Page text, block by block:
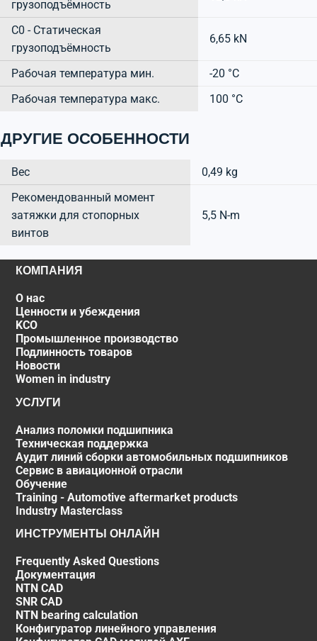
грузоподъёмность
C0 - Статическая
грузоподъёмность
6,65 kN
Рабочая температура мин.
-20 °C
Рабочая температура макс.
100 °C
ДРУГИЕ ОСОБЕННОСТИ
Вес
0,49 kg
Рекомендованный момент
затяжки для стопорных
винтов
5,5 N-m
КОМПАНИЯ
О нас
Ценности и убеждения
KCO
Промышленное производство
Подлинность товаров
Новости
Women in industry
УСЛУГИ
Анализ поломки подшипника
Техническая поддержка
Аудит линий сборки автомобильных подшипников
Сервис в авиационной отрасли
Обучение
Training - Automotive aftermarket products
Industry Masterclass
ИНСТРУМЕНТЫ ОНЛАЙН
Frequently Asked Questions
Документация
NTN CAD
SNR CAD
NTN bearing calculation
Конфигуратор линейного управления